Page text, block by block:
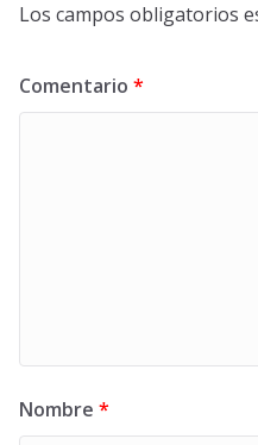
Los campos obligatorios
Comentario *
Nombre *